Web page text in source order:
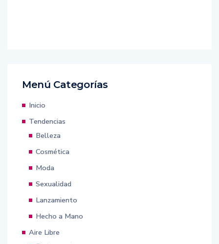
Menú Categorías
Inicio
Tendencias
Belleza
Cosmética
Moda
Sexualidad
Lanzamiento
Hecho a Mano
Aire Libre